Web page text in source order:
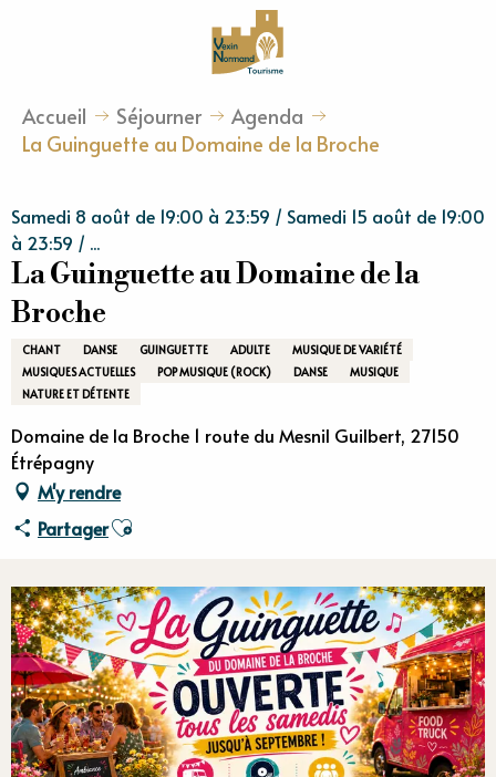
Accueil Séjourner
Agenda
La Guinguette au Domaine de la Broche
Samedi 8 août de 19:00 à 23:59 / Samedi 15 août de 19:00
à 23:59 / ...
La Guinguette au Domaine de la
Broche
CHANT DANSE GUINGUETTE ADULTE
MUSIQUE DE VARIÉTÉ
MUSIQUES ACTUELLES
POP MUSIQUE (ROCK) DANSE
MUSIQUE
NATURE ET DÉTENTE
Domaine de la Broche 1 route du Mesnil Guilbert, 27150
Étrépagny
M'y rendre
PartagerAjouter aux favoris